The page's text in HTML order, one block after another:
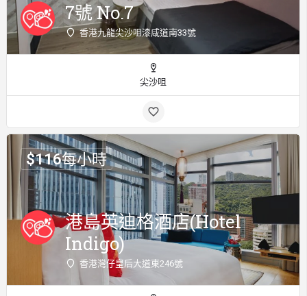
7號 No.7
香港九龍尖沙咀漆咸道南33號
尖沙咀
港島英迪格酒店(Hotel
Indigo)
香港灣仔皇后大道東246號
$116每小時